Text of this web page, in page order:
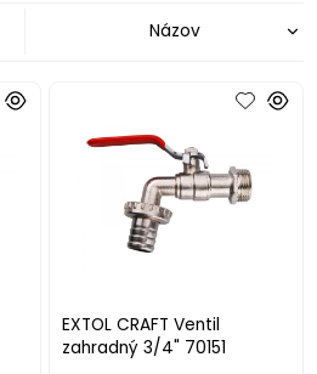
EXTOL CRAFT Ventil
zahradný 3/4" 70151